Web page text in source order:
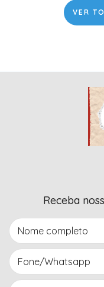
VER
Receba